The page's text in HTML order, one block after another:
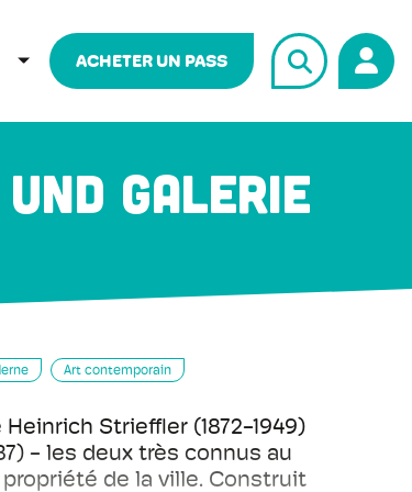
LISTER LES ACTIONS SUPPLÉMENTAIRES
ACHETER UN PASS
Galerie
Art contemporain
Strieffler (1872-1949)
- les deux très connus au
de la ville. Construit